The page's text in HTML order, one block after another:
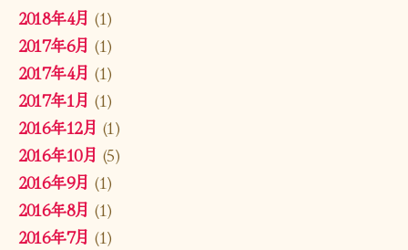
2018年4月 (1)
2017年6月 (1)
2017年4月 (1)
2017年1月 (1)
2016年12月 (1)
2016年10月 (5)
2016年9月 (1)
2016年8月 (1)
2016年7月 (1)